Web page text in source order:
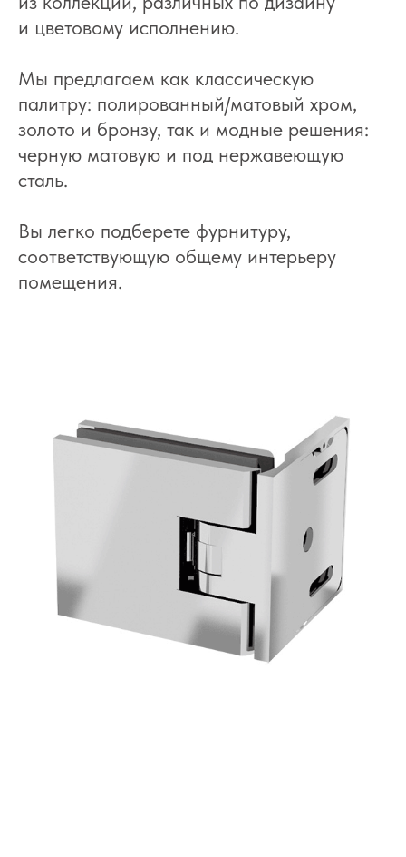
и цветовому исполнению.
Мы предлагаем как классическую
палитру: полированный/матовый хром,
золото и бронзу, так и модные решения:
черную матовую и под нержавеющую
сталь.
Вы легко подберете фурнитуру,
соответствующую общему интерьеру
помещения.